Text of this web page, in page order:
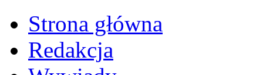
Strona główna
Redakcja